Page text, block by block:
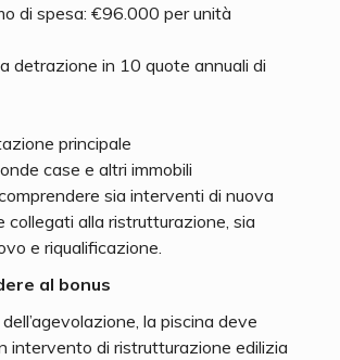
di spesa: €96.000 per unità
detrazione in 10 quote annuali di
principale
case e altri immobili
sia interventi di nuova
collegati alla ristrutturazione, sia
e riqualificazione.
al bonus
la piscina deve
intervento di ristrutturazione edilizia